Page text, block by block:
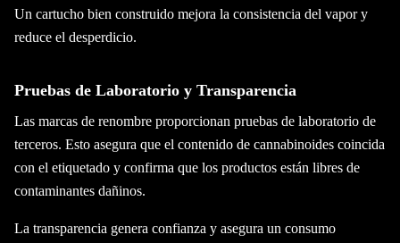
Un cartucho bien construido mejora la consistencia del vapor y
reduce el desperdicio.
Pruebas de Laboratorio y Transparencia
Las marcas de renombre proporcionan pruebas de laboratorio de
terceros. Esto asegura que el contenido de cannabinoides coincida
con el etiquetado y confirma que los productos están libres de
contaminantes dañinos.
La transparencia genera confianza y asegura un consumo